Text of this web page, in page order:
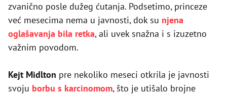
zvanično posle dužeg ćutanja. Podsetimo, princeze
već mesecima nema u javnosti, dok su njena
oglašavanja bila retka, ali uvek snažna i s izuzetno
važnim povodom.
Kejt Midlton pre nekoliko meseci otkrila je javnosti
svoju borbu s karcinomom, što je utišalo brojne